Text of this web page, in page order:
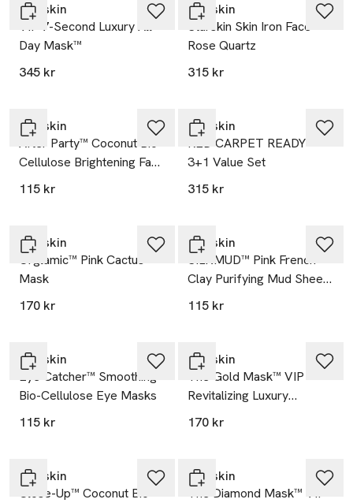
Starskin
VIP 7-Second Luxury All-
Day Mask™
345 kr
Starskin
Starskin Skin Iron Face
Rose Quartz
315 kr
Starskin
After Party™ Coconut Bio-
Cellulose Brightening Face
Mask
115 kr
Starskin
RED CARPET READY™
3+1 Value Set
315 kr
Starskin
Orglamic™ Pink Cactus
Mask
170 kr
Starskin
SILKMUD™ Pink French
Clay Purifying Mud Sheet
Mask
115 kr
Starskin
Eye Catcher™ Smoothing
Bio-Cellulose Eye Masks
115 kr
Starskin
The Gold Mask™ VIP
Revitalizing Luxury
Coconut Bio-Cellulose
170 kr
Starskin
Close-Up™ Coconut Bio-
Starskin
The Diamond Mask™ VIP